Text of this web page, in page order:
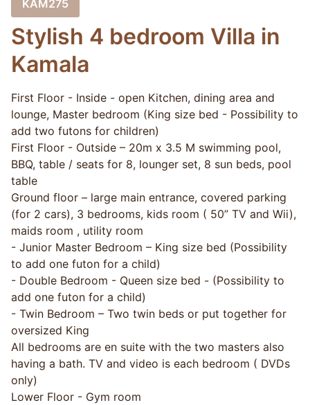
KAM275
Stylish 4 bedroom Villa in
Kamala
First Floor - Inside - open Kitchen, dining area and
lounge, Master bedroom (King size bed - Possibility to
add two futons for children)
First Floor - Outside – 20m x 3.5 M swimming pool,
BBQ, table / seats for 8, lounger set, 8 sun beds, pool
table
Ground floor – large main entrance, covered parking
(for 2 cars), 3 bedrooms, kids room ( 50” TV and Wii),
maids room , utility room
- Junior Master Bedroom – King size bed (Possibility
to add one futon for a child)
- Double Bedroom - Queen size bed - (Possibility to
add one futon for a child)
- Twin Bedroom – Two twin beds or put together for
oversized King
All bedrooms are en suite with the two masters also
having a bath. TV and video is each bedroom ( DVDs
only)
Lower Floor - Gym room